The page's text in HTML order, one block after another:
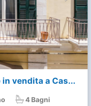
vendita a Cas...
4 Bagni